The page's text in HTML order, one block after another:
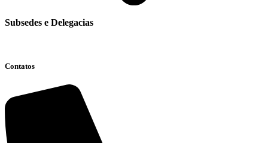
Subsedes e Delegacias
Contatos